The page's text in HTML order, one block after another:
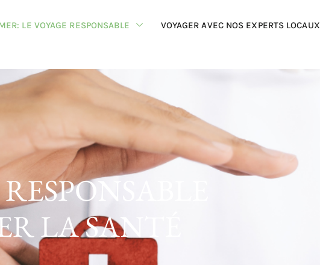
LE VOYAGE RESPONSABLE VOYAGER AVEC NOS EXPERTS LOCAUX
LA SANTÉ